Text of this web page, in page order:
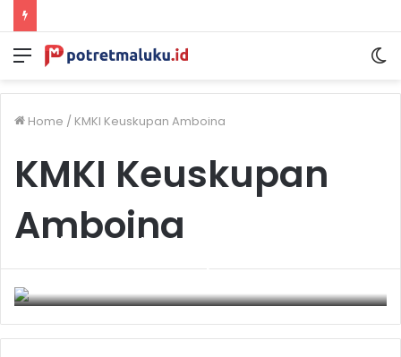
Menu
Home / KMKI Keuskupan Amboina
KMKI Keuskupan
Amboina
Wali Kota Ambon Tekankan Peran Iman